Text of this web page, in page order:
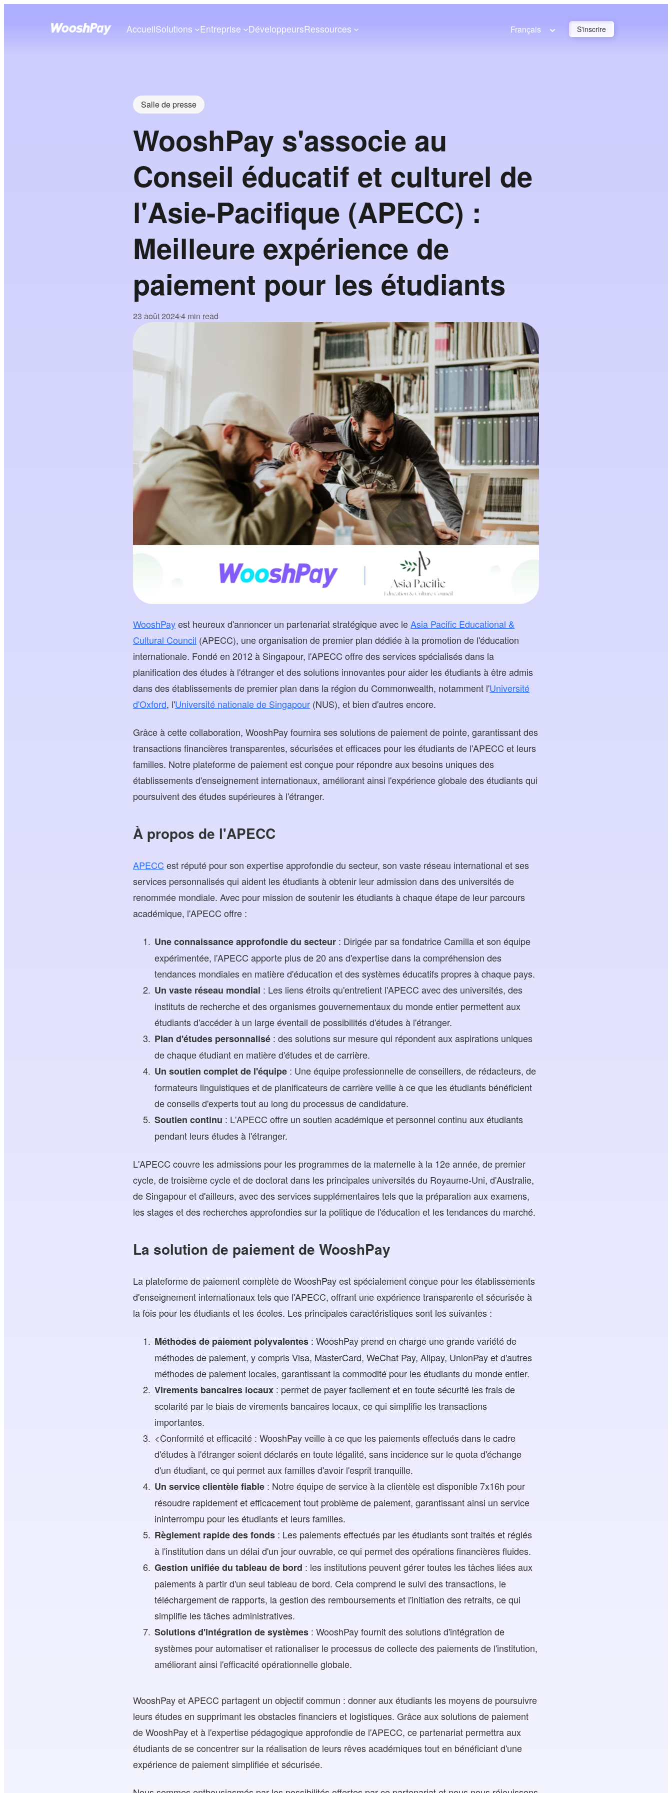
AccueilSolutions Entreprise DéveloppeursRessources Français S'inscrire
Salle de presse
WooshPay s'associe au
Conseil éducatif et culturel de
l'Asie-Pacifique (APECC) :
Meilleure expérience de
paiement pour les étudiants
23 août 2024•4 min read
WooshPayest heureux d'annoncer un partenariat stratégique avec leAsia Pacific Educational &
Cultural Council (APECC), une organisation de premier plan dédiée à la promotion de l'éducation
internationale. Fondé en 2012 à Singapour, l'APECC offre des services spécialisés dans la
planification des études à l'étranger et des solutions innovantes pour aider les étudiants à être admis
dans des établissements de premier plan dans la région du Commonwealth, notamment l'Université
d'Oxford, l'Université nationale de Singapour (NUS), et bien d'autres encore.
Grâce à cette collaboration, WooshPay fournira ses solutions de paiement de pointe, garantissant des
transactions financières transparentes, sécurisées et efficaces pour les étudiants de l'APECC et leurs
familles. Notre plateforme de paiement est conçue pour répondre aux besoins uniques des
établissements d'enseignement internationaux, améliorant ainsi l'expérience globale des étudiants qui
poursuivent des études supérieures à l'étranger.
À propos de l'APECC
APECC est réputé pour son expertise approfondie du secteur, son vaste réseau international et ses
services personnalisés qui aident les étudiants à obtenir leur admission dans des universités de
renommée mondiale. Avec pour mission de soutenir les étudiants à chaque étape de leur parcours
académique, l'APECC offre :
Une connaissance approfondie du secteur: Dirigée par sa fondatrice Camilla et son équipe
expérimentée, l'APECC apporte plus de 20 ans d'expertise dans la compréhension des
tendances mondiales en matière d'éducation et des systèmes éducatifs propres à chaque pays.
Un vaste réseau mondial : Les liens étroits qu'entretient l'APECC avec des universités, des
instituts de recherche et des organismes gouvernementaux du monde entier permettent aux
étudiants d'accéder à un large éventail de possibilités d'études à l'étranger.
Plan d'études personnalisé: des solutions sur mesure qui répondent aux aspirations uniques
de chaque étudiant en matière d'études et de carrière.
Un soutien complet de l'équipe: Une équipe professionnelle de conseillers, de rédacteurs, de
formateurs linguistiques et de planificateurs de carrière veille à ce que les étudiants bénéficient
de conseils d'experts tout au long du processus de candidature.
Soutien continu : L'APECC offre un soutien académique et personnel continu aux étudiants
pendant leurs études à l'étranger.
L'APECC couvre les admissions pour les programmes de la maternelle à la 12e année, de premier
cycle, de troisième cycle et de doctorat dans les principales universités du Royaume-Uni, d'Australie,
de Singapour et d'ailleurs, avec des services supplémentaires tels que la préparation aux examens,
les stages et des recherches approfondies sur la politique de l'éducation et les tendances du marché.
La solution de paiement de WooshPay
La plateforme de paiement complète de WooshPay est spécialement conçue pour les établissements
d'enseignement internationaux tels que l'APECC, offrant une expérience transparente et sécurisée à
la fois pour les étudiants et les écoles. Les principales caractéristiques sont les suivantes :
Méthodes de paiement polyvalentes: WooshPay prend en charge une grande variété de
méthodes de paiement, y compris Visa, MasterCard, WeChat Pay, Alipay, UnionPay et d'autres
méthodes de paiement locales, garantissant la commodité pour les étudiants du monde entier.
Virements bancaires locaux: permet de payer facilement et en toute sécurité les frais de
scolarité par le biais de virements bancaires locaux, ce qui simplifie les transactions
importantes.
<Conformité et efficacité : WooshPay veille à ce que les paiements effectués dans le cadre
d'études à l'étranger soient déclarés en toute légalité, sans incidence sur le quota d'échange
d'un étudiant, ce qui permet aux familles d'avoir l'esprit tranquille.
Un service clientèle fiable: Notre équipe de service à la clientèle est disponible 7x16h pour
résoudre rapidement et efficacement tout problème de paiement, garantissant ainsi un service
ininterrompu pour les étudiants et leurs familles.
Règlement rapide des fonds: Les paiements effectués par les étudiants sont traités et réglés
à l'institution dans un délai d'un jour ouvrable, ce qui permet des opérations financières fluides.
Gestion unifiée du tableau de bord : les institutions peuvent gérer toutes les tâches liées aux
paiements à partir d'un seul tableau de bord. Cela comprend le suivi des transactions, le
téléchargement de rapports, la gestion des remboursements et l'initiation des retraits, ce qui
simplifie les tâches administratives.
Solutions d'intégration de systèmes: WooshPay fournit des solutions d'intégration de
systèmes pour automatiser et rationaliser le processus de collecte des paiements de l'institution,
améliorant ainsi l'efficacité opérationnelle globale.
WooshPay et APECC partagent un objectif commun : donner aux étudiants les moyens de poursuivre
leurs études en supprimant les obstacles financiers et logistiques. Grâce aux solutions de paiement
de WooshPay et à l'expertise pédagogique approfondie de l'APECC, ce partenariat permettra aux
étudiants de se concentrer sur la réalisation de leurs rêves académiques tout en bénéficiant d'une
expérience de paiement simplifiée et sécurisée.